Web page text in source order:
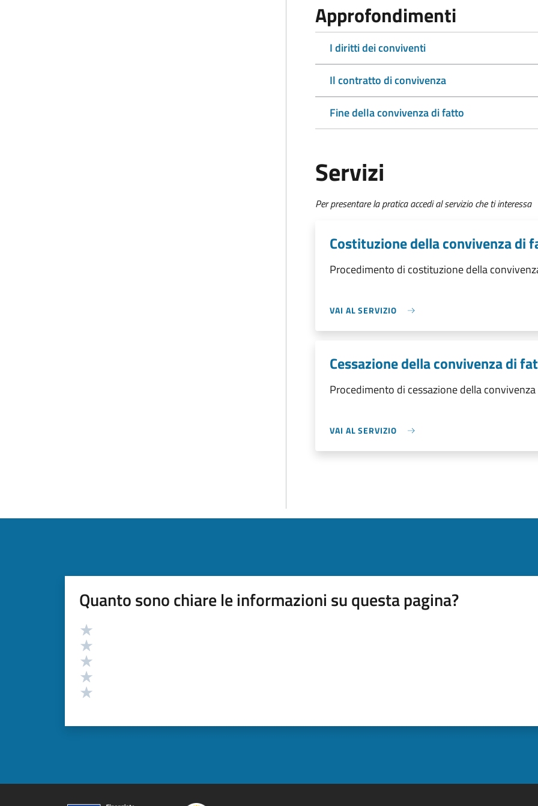
Approfondimenti
I diritti dei conviventi
Il contratto di convivenza
Fine della convivenza di fatto
Servizi
Per presentare la pratica accedi al servizio che ti interessa
Costituzione della convivenza di
Procedimento di costituzione della
VAI AL SERVIZIO
Cessazione della convivenza di
Procedimento di cessazione della
VAI AL SERVIZIO
Quanto sono chiare le informazioni su questa pagina?
Valutazione